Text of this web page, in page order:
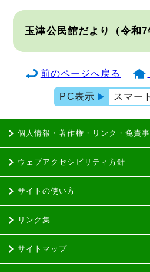
玉津公民館だより（令和7
前のページへ戻る
PC表示 スマー
個人情報・著作権・リンク・免責
ウェブアクセシビリティ方針
サイトの使い方
リンク集
サイトマップ